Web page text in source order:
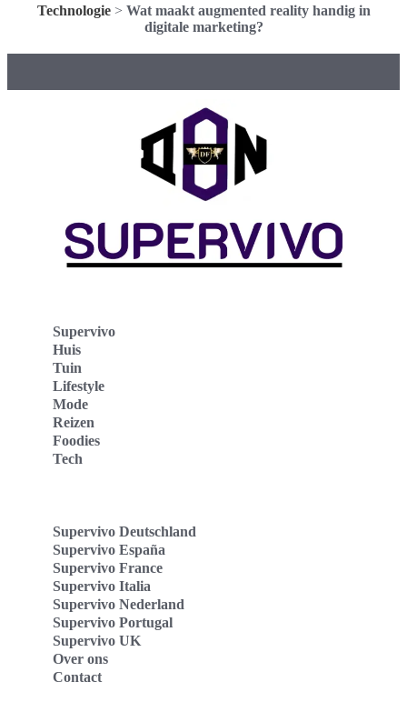
Technologie> Wat maakt augmented reality handig in
digitale marketing?
Supervivo
Huis
Tuin
Lifestyle
Mode
Reizen
Foodies
Tech
Supervivo Deutschland
Supervivo España
Supervivo France
Supervivo Italia
Supervivo Nederland
Supervivo Portugal
Supervivo UK
Over ons
Contact